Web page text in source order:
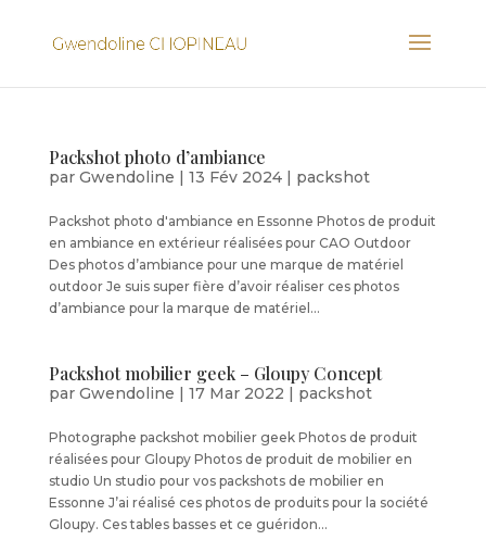
Packshot photo d’ambiance
par Gwendoline | 13 Fév 2024| packshot
Packshot photo d'ambiance en Essonne Photos de produit
en ambiance en extérieur réalisées pour CAO Outdoor
Des photos d’ambiance pour une marque de matériel
outdoor Je suis super fière d’avoir réaliser ces photos
d’ambiance pour la marque de matériel...
Packshot mobilier geek – Gloupy Concept
par Gwendoline | 17 Mar 2022 | packshot
Photographe packshot mobilier geek Photos de produit
réalisées pour Gloupy Photos de produit de mobilier en
studio Un studio pour vos packshots de mobilier en
Essonne J’ai réalisé ces photos de produits pour la société
Gloupy. Ces tables basses et ce guéridon...